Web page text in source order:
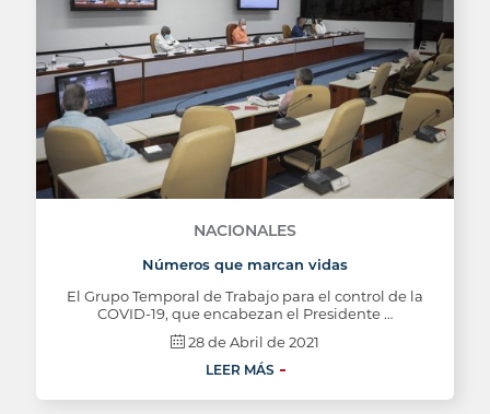
NACIONALES
Números que marcan vidas
El Grupo Temporal de Trabajo para el control de la
COVID-19, que encabezan el Presidente …
28 de Abril de 2021
LEER MÁS